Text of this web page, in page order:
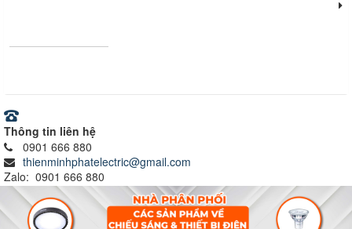
Thông tin liên hệ
0901 666 880
thienminhphatelectric@gmail.com
Zalo: 0901 666 880